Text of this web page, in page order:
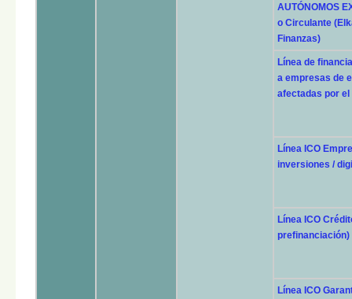
AUTÓNOMOS
o Circulante
Finanzas)
Línea de
a empresas de
afectadas por el
Línea ICO
inversiones /
Línea ICO
prefinanciación)
Línea ICO